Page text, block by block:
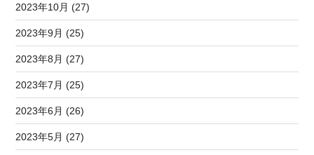
2023年10月 (27)
2023年9月 (25)
2023年8月 (27)
2023年7月 (25)
2023年6月 (26)
2023年5月 (27)